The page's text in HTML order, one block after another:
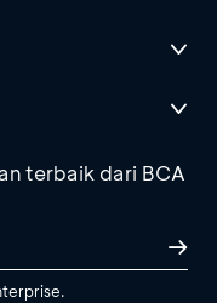
terbaik dari BCA